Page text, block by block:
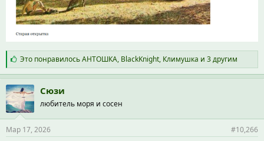
С
и
м
п
а
т
и
:
Это понравилосьАНТОШКА, BlackKnight, Климушка и 3 другим
Сюзи
любитель моря и сосен
Мар 17, 2026 #10,266